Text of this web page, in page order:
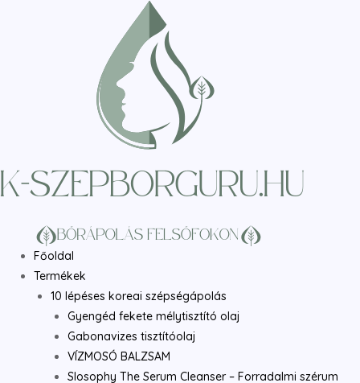
Főoldal
Termékek
10 lépéses koreai szépségápolás
Gyengéd fekete mélytisztító olaj
Gabonavizes tisztítóolaj
VÍZMOSÓ BALZSAM
Slosophy The Serum Cleanser – Forradalmi szérum